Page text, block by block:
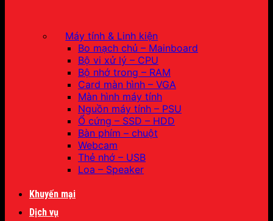
Máy tính & Linh kiện
Bo mạch chủ – Mainboard
Bộ vi xử lý – CPU
Bộ nhớ trong – RAM
Card màn hình – VGA
Màn hình máy tính
Nguồn máy tính – PSU
Ổ cứng – SSD – HDD
Bàn phím – chuột
Webcam
Thẻ nhớ – USB
Loa – Speaker
Khuyến mại
Dịch vụ